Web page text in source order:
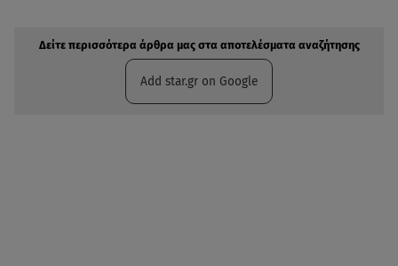
Δείτε περισσότερα άρθρα μας στα αποτελέσματα αναζήτησης
Add star.gr on Google